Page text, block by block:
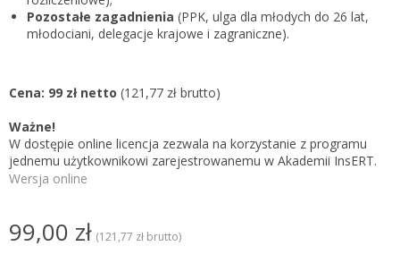
Pozostałe zagadnienia (PPK, ulga dla młodych do 26 lat,
młodociani, delegacje krajowe i zagraniczne).
Cena: 99 zł netto (121,77 zł brutto)
Ważne!
W dostępie online licencja zezwala na korzystanie z programu
jednemu użytkownikowi zarejestrowanemu w Akademii InsERT.
Wersja online
99,00 zł (121,77 zł brutto)